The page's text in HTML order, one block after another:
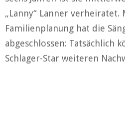
„Lanny“ Lanner verheiratet.
Familienplanung hat die
abgeschlossen: Tatsächlich
Schlager-Star weiteren